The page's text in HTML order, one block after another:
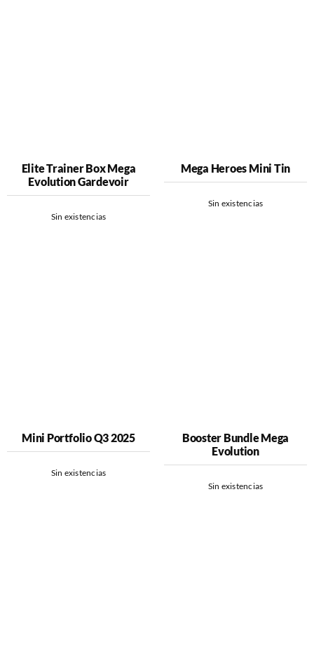
Elite Trainer Box Mega
Evolution Gardevoir
Sin existencias
Mega Heroes Mini Tin
Sin existencias
Mini Portfolio Q3 2025
Sin existencias
Booster Bundle Mega
Evolution
Sin existencias